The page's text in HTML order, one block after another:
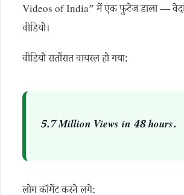
Videos of India” में एक फुटेज डाला —
वीडियो।
वीडियो रातोंरात वायरल हो गया:
5.7 Million Views in 48 hours.
लोग कॉमेंट करने लगे: